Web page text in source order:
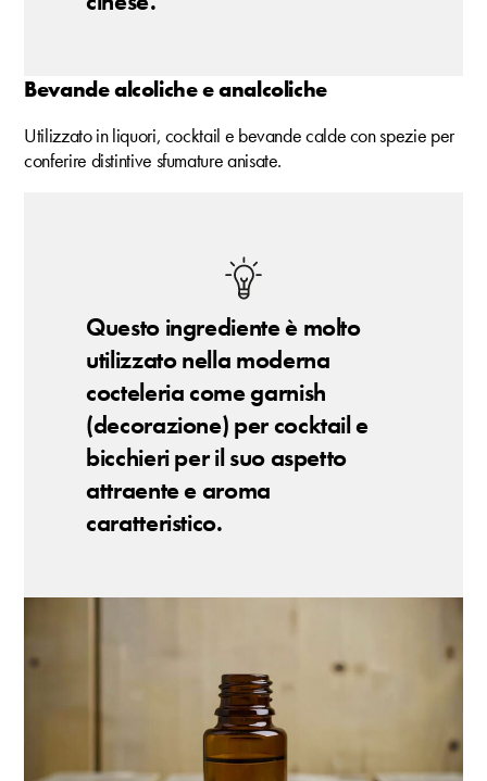
Bevande alcoliche e analcoliche
Utilizzato in liquori, cocktail e bevande calde con spezie per
conferire distintive sfumature anisate.
Questo ingrediente è molto
utilizzato nella moderna
cocteleria come garnish
(decorazione) per cocktail e
bicchieri per il suo aspetto
attraente e aroma
caratteristico.